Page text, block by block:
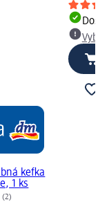
kefka
1 ks
(2)